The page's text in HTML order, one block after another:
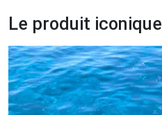
Le produit iconique